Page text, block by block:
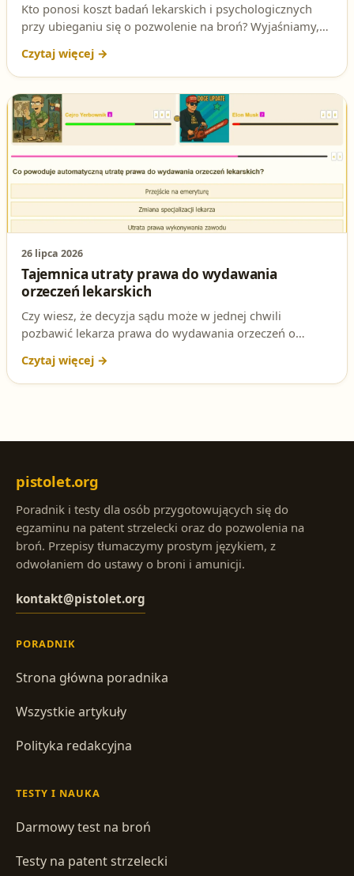
Kto ponosi koszt badań lekarskich i psychologicznych
przy ubieganiu się o pozwolenie na broń? Wyjaśniamy,
- to częste pytanie na egzaminie na patent strzelecki.
26 lipca 2026
Tajemnica utraty prawa do wydawania
orzeczeń lekarskich
Czy wiesz, że decyzja sądu może w jednej chwili
pozbawić lekarza prawa do wydawania orzeczeń o
pytań, które mogą zaskoczyć na egzaminie na patent
strzelecki. Przygotuj się na każdą ewentualność i
pistolet.org
Poradnik i testy dla osób przygotowujących się do
egzaminu na patent strzelecki oraz do pozwolenia na
broń. Przepisy tłumaczymy prostym językiem, z
odwołaniem do ustawy o broni i amunicji.
kontakt@pistolet.org
PORADNIK
Strona główna poradnika
Wszystkie artykuły
Polityka redakcyjna
TESTY I NAUKA
Darmowy test na broń
Testy na patent strzelecki